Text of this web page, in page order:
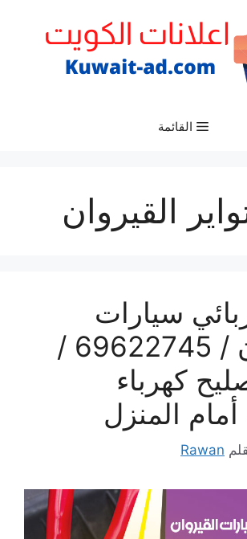
القائمة
القيروان
سيارات
القيروان / 69622745 /
كهرباء
المنزل
Rawan